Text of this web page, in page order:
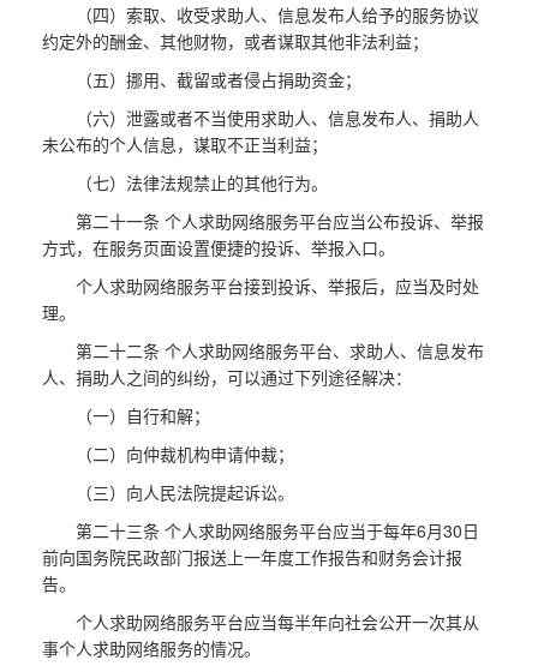
（四）索取、收受求助人、信息发布人给予的服务协议
约定外的酬金、其他财物，或者谋取其他非法利益；
（五）挪用、截留或者侵占捐助资金；
（六）泄露或者不当使用求助人、信息发布人、捐助人
未公布的个人信息，谋取不正当利益；
（七）法律法规禁止的其他行为。
第二十一条 个人求助网络服务平台应当公布投诉、举报
方式，在服务页面设置便捷的投诉、举报入口。
个人求助网络服务平台接到投诉、举报后，应当及时处
理。
第二十二条 个人求助网络服务平台、求助人、信息发布
人、捐助人之间的纠纷，可以通过下列途径解决：
（一）自行和解；
（二）向仲裁机构申请仲裁；
（三）向人民法院提起诉讼。
第二十三条 个人求助网络服务平台应当于每年6月30日
前向国务院民政部门报送上一年度工作报告和财务会计报
告。
个人求助网络服务平台应当每半年向社会公开一次其从
事个人求助网络服务的情况。